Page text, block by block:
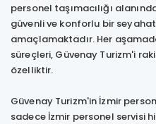
personel taşımacılığı
güvenli ve konforlu bir
amaçlamaktadır. Her
süreçleri, Güvenay Turizm'i
özelliktir.
Güvenay Turizm'in İzmir
sadece İzmir personel servisi